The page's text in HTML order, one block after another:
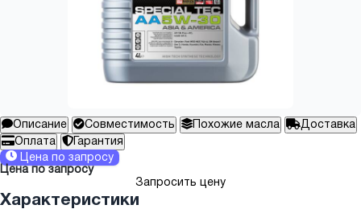
Описание Совместимость Похожие масла
Доставка
Оплата
Гарантия
Цена по запросу
Цена по запросу
Запросить цену
Характеристики